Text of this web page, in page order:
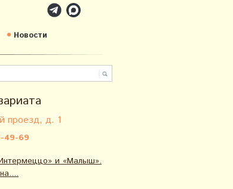
Новости
проезд, д. 1
49-69
и «Малыш».